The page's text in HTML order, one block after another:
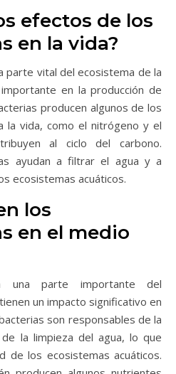
efectos de los
en la vida?
parte vital del ecosistema de la
en la producción de
producen algunos de los
la vida, como el nitrógeno y el
al ciclo del carbono.
ayudan a filtrar el agua y a
ecosistemas acuáticos.
los
en el medio
una parte importante del
un impacto significativo en
son responsables de la
la limpieza del agua, lo que
de los ecosistemas acuáticos.